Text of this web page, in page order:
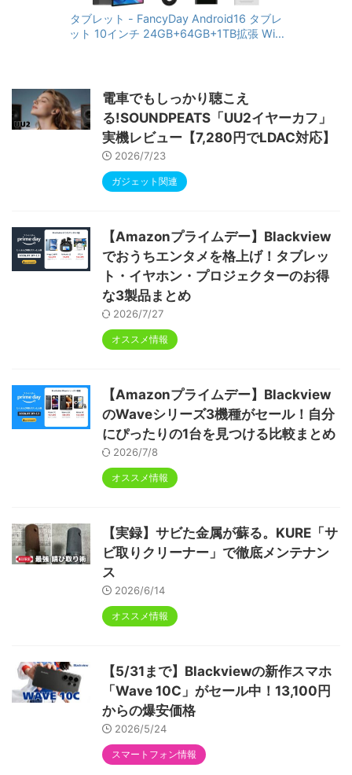
タブレット - FancyDay Android16 タブレ
ット 10インチ 24GB+64GB+1TB拡張 WiFi
RGBライト 児童守護 IPS画面 日本語説明書
電車でもしっかり聴こえ
る!SOUNDPEATS「UU2イヤーカフ」
実機レビュー【7,280円でLDAC対応】
2026/7/23
ガジェット関連
【Amazonプライムデー】Blackview
でおうちエンタメを格上げ！タブレッ
ト・イヤホン・プロジェクターのお得
な3製品まとめ
2026/7/27
オススメ情報
【Amazonプライムデー】Blackview
のWaveシリーズ3機種がセール！自分
にぴったりの1台を見つける比較まとめ
2026/7/8
オススメ情報
【実録】サビた金属が蘇る。KURE「サ
ビ取りクリーナー」で徹底メンテナン
ス
2026/6/14
オススメ情報
【5/31まで】Blackviewの新作スマホ
「Wave 10C」がセール中！13,100円
からの爆安価格
2026/5/24
スマートフォン情報